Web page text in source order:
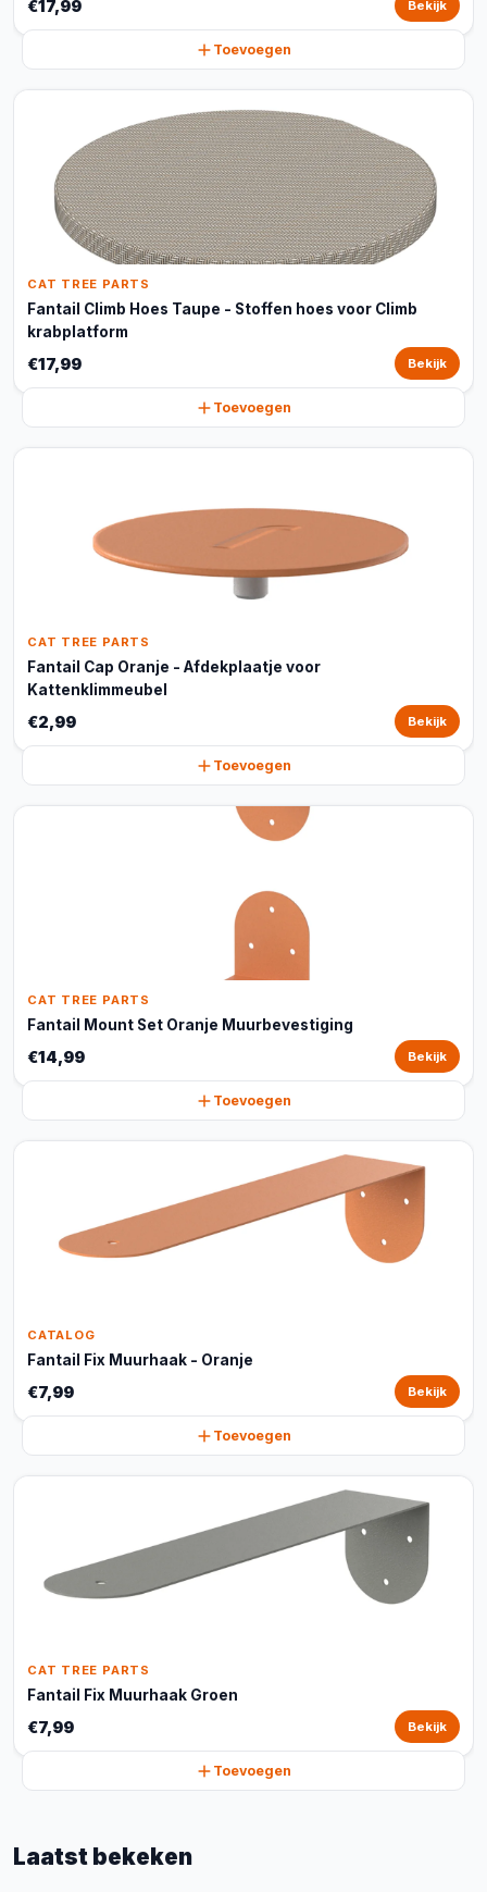
€17,99 Bekijk
Toevoegen
CAT TREE PARTS
Fantail Climb Hoes Taupe - Stoffen hoes voor Climb
krabplatform
€17,99 Bekijk
Toevoegen
CAT TREE PARTS
Fantail Cap Oranje - Afdekplaatje voor
Kattenklimmeubel
€2,99 Bekijk
Toevoegen
CAT TREE PARTS
Fantail Mount Set Oranje Muurbevestiging
€14,99 Bekijk
Toevoegen
CATALOG
Fantail Fix Muurhaak - Oranje
€7,99 Bekijk
Toevoegen
CAT TREE PARTS
Fantail Fix Muurhaak Groen
€7,99 Bekijk
Toevoegen
Laatst bekeken